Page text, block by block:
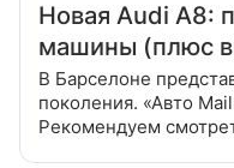
Новая Audi A8:
машины (плюс
В Барселоне
поколения. «Авто
Рекомендуем